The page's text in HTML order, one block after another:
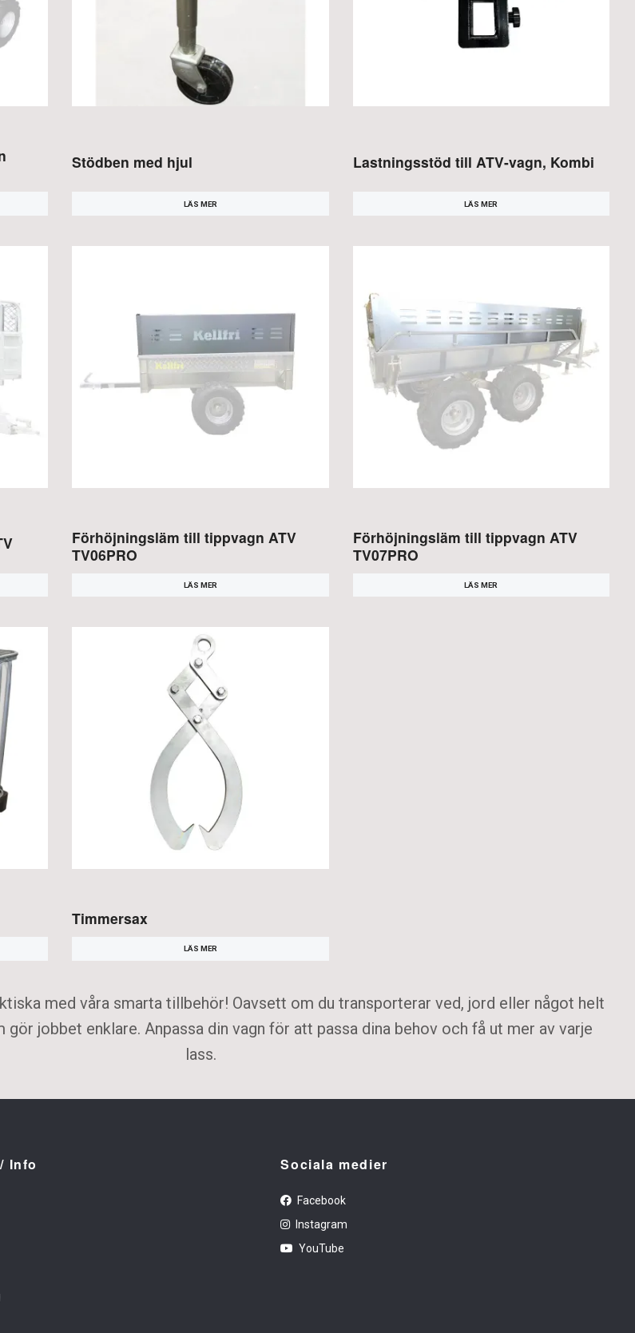
Stödben med hjul
LÄS MER
Lastningsstöd till ATV-vagn, Kombi
LÄS MER
Förhöjningsläm till tippvagn ATV
TV06PRO
LÄS MER
Förhöjningsläm till tippvagn ATV
TV07PRO
LÄS MER
Timmersax
LÄS MER
med våra smarta tillbehör! Oavsett om du transporterar ved, jord eller något helt
gör jobbet enklare. Anpassa din vagn för att passa dina behov och få ut mer av varje
lass.
Info Sociala medier
Facebook
Instagram
YouTube